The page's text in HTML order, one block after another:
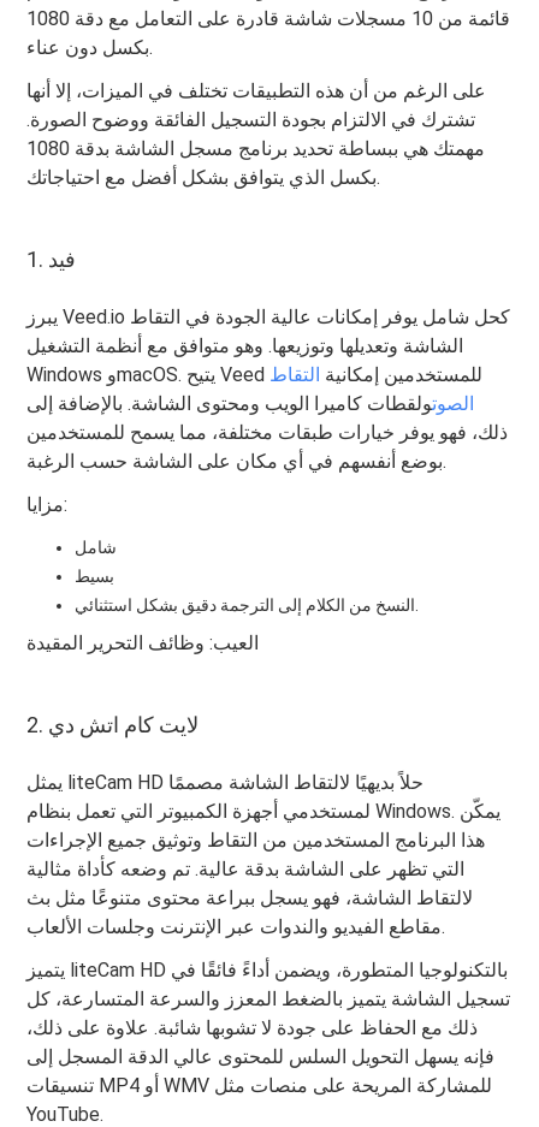
قائمة من 10 مسجلات شاشة قادرة على التعامل مع دقة 1080
بكسل دون عناء.
على الرغم من أن هذه التطبيقات تختلف في الميزات، إلا أنها
تشترك في الالتزام بجودة التسجيل الفائقة ووضوح الصورة.
مهمتك هي ببساطة تحديد برنامج مسجل الشاشة بدقة 1080
بكسل الذي يتوافق بشكل أفضل مع احتياجاتك.
1. فيد
يبرز Veed.io كحل شامل يوفر إمكانات عالية الجودة في التقاط
الشاشة وتعديلها وتوزيعها. وهو متوافق مع أنظمة التشغيل
Windows وmacOS. يتيح Veed للمستخدمين إمكانية التقاط
الصوتولقطات كاميرا الويب ومحتوى الشاشة. بالإضافة إلى
ذلك، فهو يوفر خيارات طبقات مختلفة، مما يسمح للمستخدمين
بوضع أنفسهم في أي مكان على الشاشة حسب الرغبة.
مزايا:
شامل
بسيط
العيب: وظائف التحرير المقيدة
2. لايت كام اتش دي
يمثل liteCam HD حلاً بديهيًا لالتقاط الشاشة مصممًا
لمستخدمي أجهزة الكمبيوتر التي تعمل بنظام Windows. يمكّن
هذا البرنامج المستخدمين من التقاط وتوثيق جميع الإجراءات
التي تظهر على الشاشة بدقة عالية. تم وضعه كأداة مثالية
لالتقاط الشاشة، فهو يسجل ببراعة محتوى متنوعًا مثل بث
مقاطع الفيديو والندوات عبر الإنترنت وجلسات الألعاب.
يتميز liteCam HD بالتكنولوجيا المتطورة، ويضمن أداءً فائقًا في
تسجيل الشاشة يتميز بالضغط المعزز والسرعة المتسارعة، كل
ذلك مع الحفاظ على جودة لا تشوبها شائبة. علاوة على ذلك،
فإنه يسهل التحويل السلس للمحتوى عالي الدقة المسجل إلى
تنسيقات MP4 أو WMV للمشاركة المريحة على منصات مثل
YouTube.